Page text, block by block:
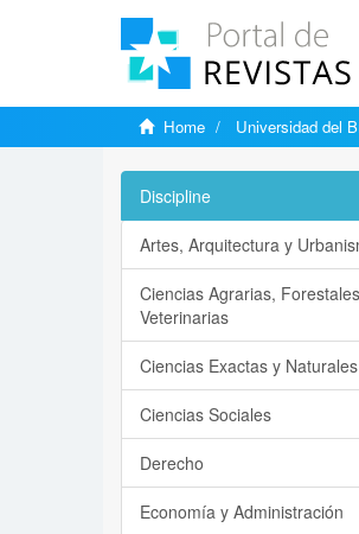
Home Universidad del
Discipline
Artes, Arquitectura y
Ciencias Agrarias,
Veterinarias
Ciencias Exactas y Naturales
Ciencias Sociales
Derecho
Economía y Administración